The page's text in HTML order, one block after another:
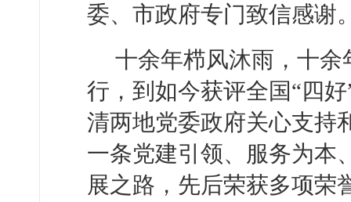
委、市政府专门致信感谢
十余年栉风沐雨，十
行，到如今获评全国“四
清两地党委政府关心支持
一条党建引领、服务为本
展之路，先后荣获多项荣